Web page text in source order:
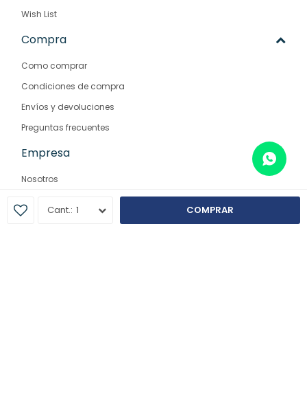
1 COMPRAR
Wish List
Compra
Como comprar
Condiciones de compra
Envíos y devoluciones
Preguntas frecuentes
Empresa
Nosotros